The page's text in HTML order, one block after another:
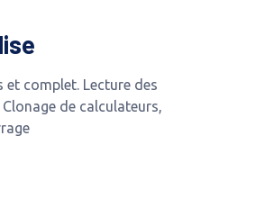
et complet. Lecture des
de calculateurs,